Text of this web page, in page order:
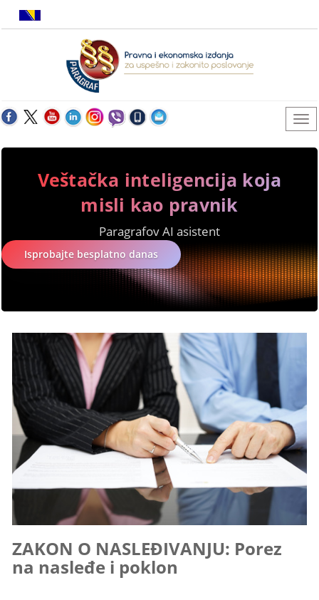
Veštačka inteligencija koja
misli kao pravnik
Paragrafov AI asistent
Isprobajte besplatno danas
ZAKON O NASLEĐIVANJU: Porez
na nasleđe i poklon